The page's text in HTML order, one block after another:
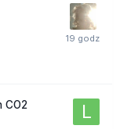
CO2